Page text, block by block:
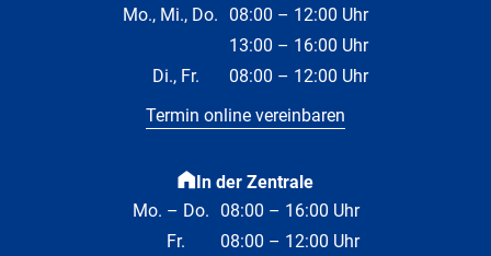
Mo., Mi., Do. 08:00 – 12:00 Uhr
13:00 – 16:00 Uhr
Di., Fr.
08:00 – 12:00 Uhr
Termin online vereinbaren
In der Zentrale
Mo. – Do. 08:00 – 16:00 Uhr
Fr.
08:00 – 12:00 Uhr